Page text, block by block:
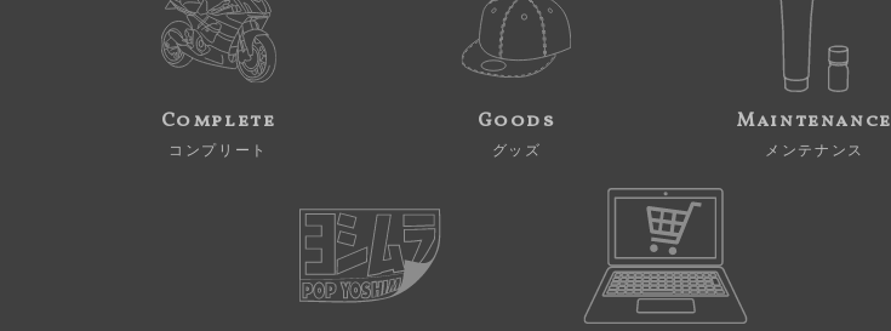
Complete
コンプリート
Goods
グッズ
Maintenance
メンテナンス